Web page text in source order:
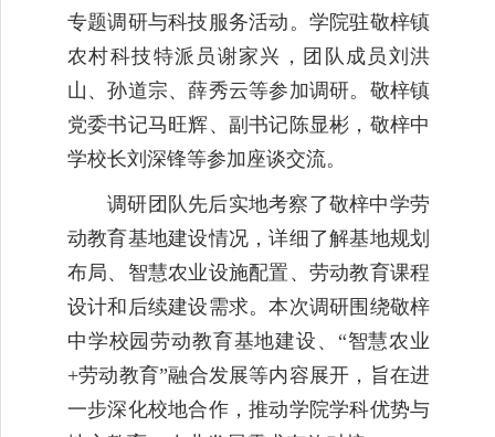
专题调研与科技服务活动。学院驻敬梓镇
农村科技特派员谢家兴，团队成员刘洪
山、孙道宗、薛秀云等参加调研。敬梓镇
党委书记马旺辉、副书记陈显彬，敬梓中
学校长刘深锋等参加座谈交流。
调研团队先后实地考察了敬梓中学劳
动教育基地建设情况，详细了解基地规划
布局、智慧农业设施配置、劳动教育课程
设计和后续建设需求。本次调研围绕敬梓
中学校园劳动教育基地建设、“智慧农业
+劳动教育”融合发展等内容展开，旨在进
一步深化校地合作，推动学院学科优势与